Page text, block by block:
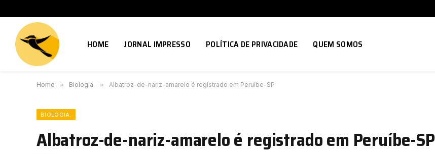
HOME JORNAL IMPRESSO POLÍTICA DE PRIVACIDADE QUEM SOMOS
Home » Biologia. » Albatroz-de-nariz-amarelo é registrado em Peruíbe-SP
BIOLOGIA.
Albatroz-de-nariz-amarelo é registrado em Peruíbe-SP